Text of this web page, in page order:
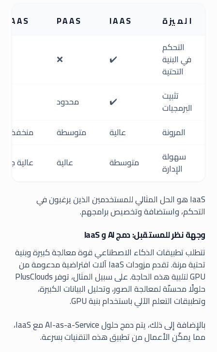
الميزة IAAS
PAAS
SAAS
التحكم
في البنية
التحتية
✔️
❌
تثبيت
البرمجيات ✔️ محدود
المرونة
عالية متوسطة
منخفضة
سهولة
الإدارة متوسطة عالية عالية جدًا
IaaS هو الحل المثالي للمستخدمين الذين يرغبون في
التحكم، واستضافة وتخصيص برامجهم.
وجهة نظر للمستقبل: دمج AI و IaaS
تتطلب تطبيقات الذكاء الاصطناعي قوة معالجة كبيرة وبنية
تحتية مرنة. تقدم مزودات IaaS آلات افتراضية مدعومة من
GPU لتلبية هذه الحاجة. على سبيل المثال، توفر PlusClouds
حلولًا محسنّة لمعالجة الصور، وتحليل البيانات الكبيرة،
وتطبيقات التعلم الآلي باستخدام بنية GPU.
بالإضافة إلى ذلك، يتم دمج حلول AI-as-a-Service مع IaaS،
مما يمكّن الأعمال من تطبيق هذه التقنيات بسرعة.